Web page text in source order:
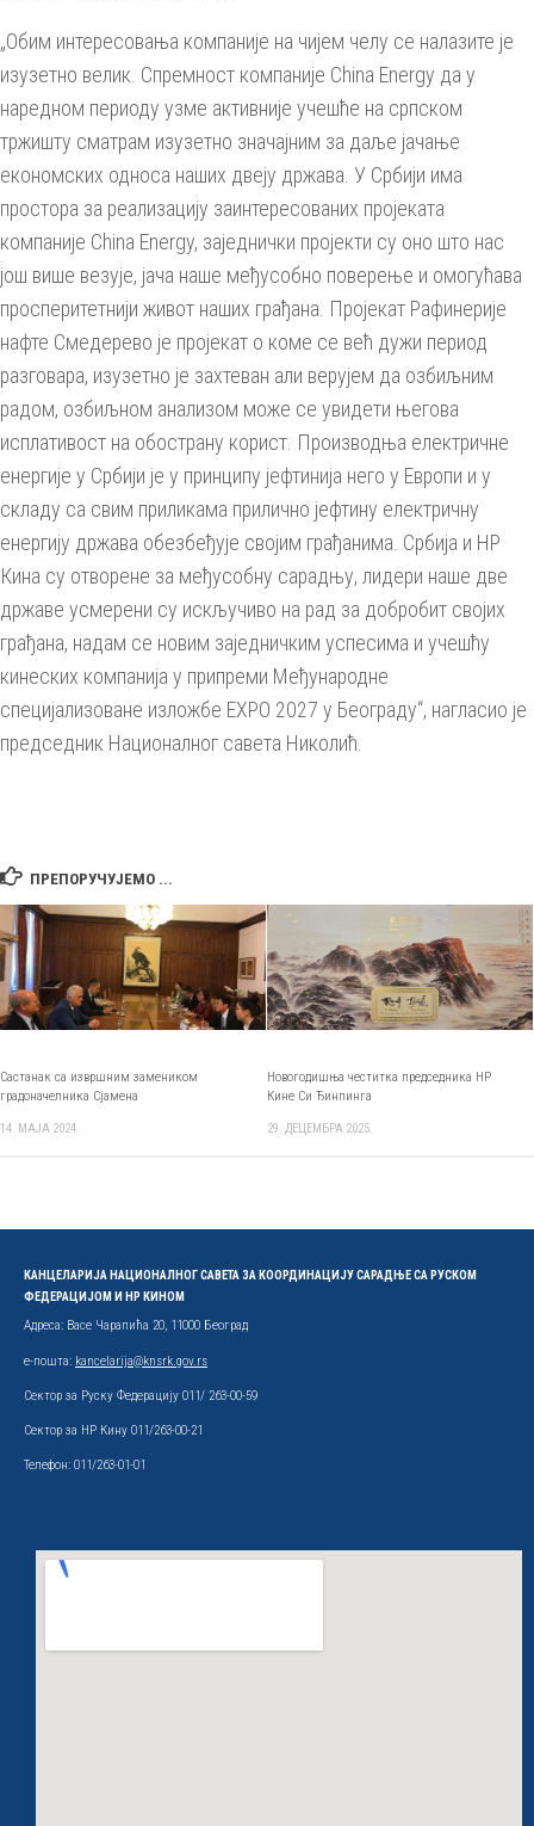
„Обим интересовања компаније на чијем челу се налазите је
изузетно велик. Спремност компаније China Energy да у
наредном периоду узме активније учешће на српском
тржишту сматрам изузетно значајним за даље јачање
економских односа наших двеју држава. У Србији има
простора за реализацију заинтересованих пројеката
компаније China Energy, заједнички пројекти су оно што нас
још више везује, јача наше међусобно поверење и омогућава
просперитетнији живот наших грађана. Пројекат Рафинерије
нафте Смедерево је пројекат о коме се већ дужи период
разговара, изузетно је захтеван али верујем да озбиљним
радом, озбиљном анализом може се увидети његова
исплативост на обострану корист. Производња електричне
енергије у Србији је у принципу јефтинија него у Европи и у
складу са свим приликама прилично јефтину електричну
енергију држава обезбеђује својим грађанима. Србија и НР
Кина су отворене за међусобну сарадњу, лидери наше две
државе усмерени су искључиво на рад за добробит својих
грађана, надам се новим заједничким успесима и учешћу
кинеских компанија у припреми Међународне
специјализоване изложбе EXPO 2027 у Београду“, нагласио је
председник Националног савета Николић.
ПРЕПОРУЧУЈЕМО ...
Састанак са извршним замеником
градоначелника Сјамена
14. МАЈА 2024.
Новогодишња честитка председника НР
Кине Си Ђинпинга
29. ДЕЦЕМБРА 2025.
КАНЦЕЛАРИЈА НАЦИОНАЛНОГ САВЕТА ЗА КООРДИНАЦИЈУ САРАДЊЕ СА РУСКОМ
ФЕДЕРАЦИЈОМ И НР КИНОМ
Адреса: Васе Чарапића 20, 11000 Београд
е-пошта: kancelarija@knsrk.gov.rs
Сектор за Руску Федерацију 011/ 263-00-59
Сектор за НР Кину 011/263-00-21
Телефон: 011/263-01-01